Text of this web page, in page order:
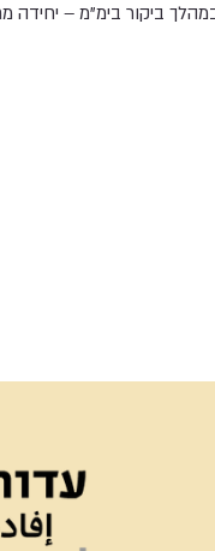
ביקור בימ"מ – יחידה